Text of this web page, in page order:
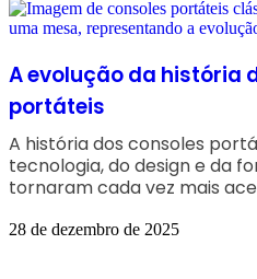
A evolução da história
portáteis
A história dos consoles
tecnologia, do design e da
tornaram cada vez mais
28 de dezembro de 2025